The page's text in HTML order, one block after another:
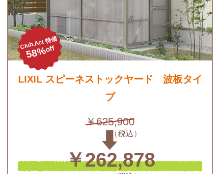
Club.Act 特価
58%off
LIXIL スピーネストックヤード 波板タイ
プ
￥625,900
￥262,878